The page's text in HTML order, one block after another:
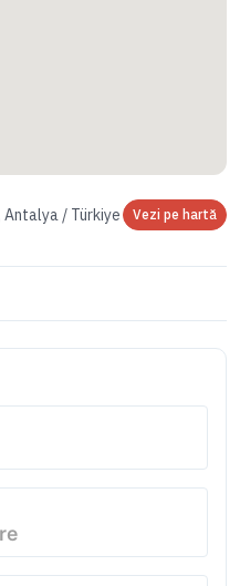
Antalya / Türkiye Vezi pe hartă